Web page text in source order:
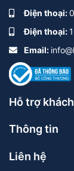
Điện thoại:
Điện thoại:
Email:
Hỗ trợ
Thông tin
Liên hệ